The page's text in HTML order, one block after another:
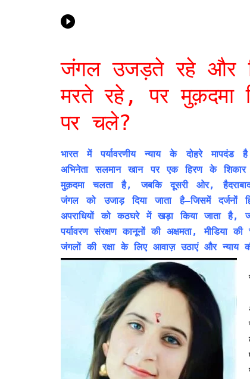
जंगल उजड़ते रहे और
मरते रहे, पर मुक़दमा
पर चले?
भारत में पर्यावरणीय न्याय के दोहरे
अभिनेता सलमान खान पर एक हिरण के शिकार
मुक़दमा चलता है, जबकि दूसरी ओर,
जंगल को उजाड़ दिया जाता है—जिसमें दर्जनों
अपराधियों को कठघरे में खड़ा किया जाता है,
पर्यावरण संरक्षण कानूनों की अक्षमता, मीडिया
जंगलों की रक्षा के लिए आवाज़ उठाएं और न्याय की